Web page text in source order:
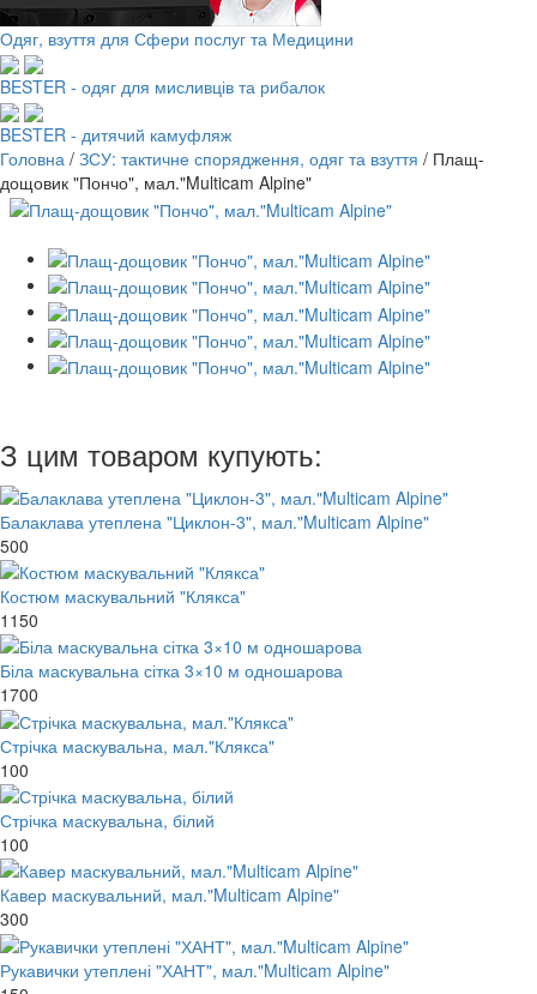
Одяг, взуття для Сфери послуг та Медицини
BESTER - одяг для мисливців та рибалок
BESTER - дитячий камуфляж
Головна / ЗСУ: тактичне спорядження, одяг та взуття / Плащ-
дощовик "Пончо", мал."Multicam Alpine"
З цим товаром купують:
Балаклава утеплена "Циклон-3", мал."Multicam Alpine"
500
Костюм маскувальний "Клякса"
1150
Біла маскувальна сітка 3×10 м одношарова
1700
Стрічка маскувальна, мал."Клякса"
100
Стрічка маскувальна, білий
100
Кавер маскувальний, мал."Multicam Alpine"
300
Рукавички утеплені "ХАНТ", мал."Multicam Alpine"